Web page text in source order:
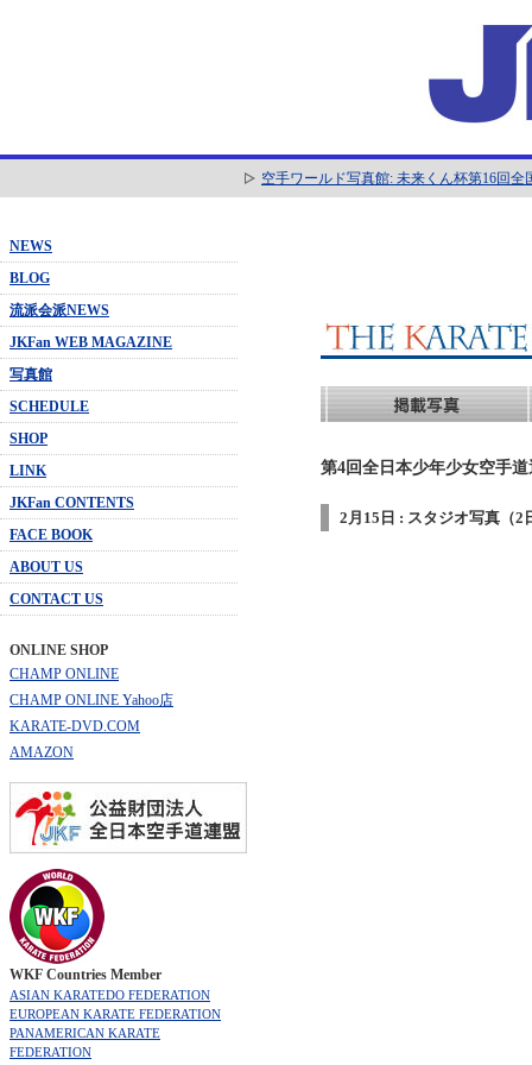
空手ワールド写真館: 未来くん杯第16回
NEWS
BLOG
流派会派NEWS
JKFan WEB MAGAZINE
写真館
SCHEDULE
SHOP
LINK
JKFan CONTENTS
FACE BOOK
ABOUT US
CONTACT US
ONLINE SHOP
CHAMP ONLINE
CHAMP ONLINE Yahoo店
KARATE-DVD.COM
AMAZON
WKF Countries Member
ASIAN KARATEDO FEDERATION
EUROPEAN KARATE FEDERATION
PANAMERICAN KARATE
FEDERATION
第4回全日本少年少女空手
2月15日 : スタジオ写真（2